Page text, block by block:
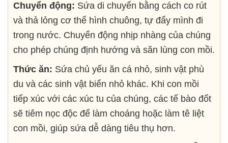
Chuyển động: Sứa di chuyển bằng cách co rút
và thả lỏng cơ thể hình chuông, tự đẩy mình đi
trong nước. Chuyển động nhịp nhàng của chúng
cho phép chúng định hướng và săn lùng con mồi.
Thức ăn: Sứa chủ yếu ăn cá nhỏ, sinh vật phù
du và các sinh vật biển nhỏ khác. Khi con mồi
tiếp xúc với các xúc tu của chúng, các tế bào đốt
sẽ tiêm nọc độc để làm choáng hoặc làm tê liệt
con mồi, giúp sứa dễ dàng tiêu thụ hơn.